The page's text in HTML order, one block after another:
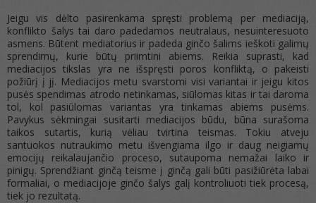
Jeigu vis dėlto pasirenkama spręsti problemą per mediaciją,
konflikto šalys tai daro padedamos neutralaus, nesuinteresuoto
asmens. Būtent mediatorius ir padeda ginčo šalims ieškoti galimų
sprendimų, kurie būtų priimtini abiems. Reikia suprasti, kad
mediacijos tikslas yra ne išspręsti poros konfliktą, o pakeisti
požiūrį į jį. Mediacijos metu svarstomi visi variantai ir jeigu kitos
pusės spendimas atrodo netinkamas, siūlomas kitas ir tai daroma
tol, kol pasiūlomas variantas yra tinkamas abiems pusėms.
Pavykus sėkmingai susitarti mediacijos būdu, būna surašoma
taikos sutartis, kurią vėliau tvirtina teismas. Tokiu atveju
santuokos nutraukimo metu išvengiama ilgo ir daug neigiamų
emocijų reikalaujančio proceso, sutaupoma nemažai laiko ir
pinigų. Sprendžiant ginčą teisme į ginčą gali būti pasižiūrėta labai
formaliai, o mediacijoje ginčo šalys galį kontroliuoti tiek procesą,
tiek jo rezultatą.